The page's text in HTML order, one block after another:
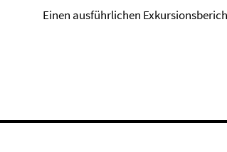
Einen ausführlichen